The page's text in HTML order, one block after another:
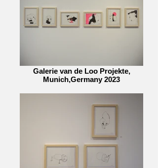
Galerie van de Loo Projekte,
Munich,Germany 2023